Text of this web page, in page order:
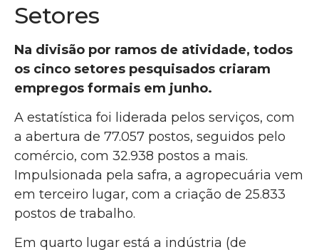
Setores
Na divisão por ramos de atividade, todos
os cinco setores pesquisados criaram
empregos formais em junho.
A estatística foi liderada pelos serviços, com
a abertura de 77.057 postos, seguidos pelo
comércio, com 32.938 postos a mais.
Impulsionada pela safra, a agropecuária vem
em terceiro lugar, com a criação de 25.833
postos de trabalho.
Em quarto lugar está a indústria (de